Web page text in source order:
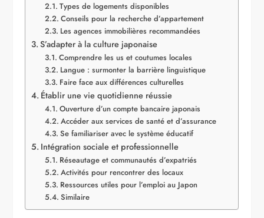
Types de logements disponibles
Conseils pour la recherche d’appartement
Les agences immobilières recommandées
S’adapter à la culture japonaise
Comprendre les us et coutumes locales
Langue : surmonter la barrière linguistique
Faire face aux différences culturelles
Établir une vie quotidienne réussie
Ouverture d’un compte bancaire japonais
Accéder aux services de santé et d’assurance
Se familiariser avec le système éducatif
Intégration sociale et professionnelle
Réseautage et communautés d’expatriés
Activités pour rencontrer des locaux
Ressources utiles pour l’emploi au Japon
Similaire